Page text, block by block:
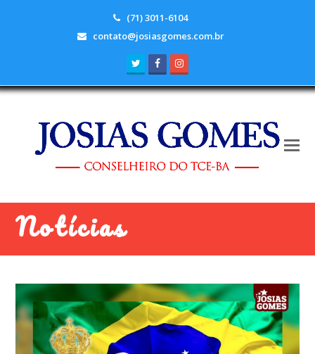
(71) 3011-6104
contato@josiasgomes.com.br
TwitterFacebook
Notícias